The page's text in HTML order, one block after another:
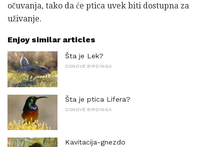
očuvanja, tako da će ptica uvek biti dostupna za
uživanje.
Enjoy similar articles
Šta je Lek?
OSNOVE BIRDINGA
Šta je ptica Lifera?
OSNOVE BIRDINGA
Kavitacija-gnezdo